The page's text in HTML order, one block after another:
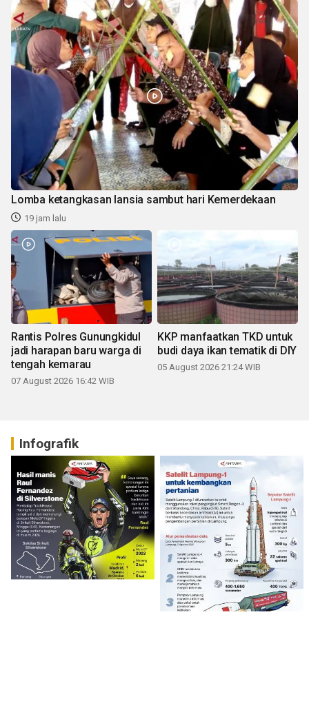
Lomba ketangkasan lansia sambut hari Kemerdekaan
19 jam lalu
Rantis Polres Gunungkidul
jadi harapan baru warga di
tengah kemarau
07 August 2026 16:42 WIB
KKP manfaatkan TKD untuk
budi daya ikan tematik di DIY
05 August 2026 21:24 WIB
Infografik